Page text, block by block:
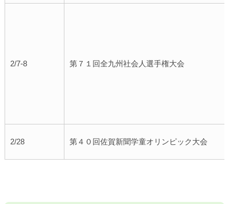
2/7-8 第７１回全九州社会人選手権大会
2/28 第４０回佐賀新聞学童オリンピック大会